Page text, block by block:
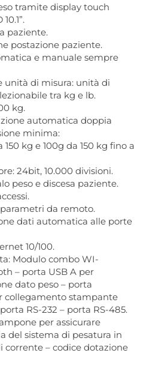
tramite display touch
paziente.
postazione paziente.
e manuale sempre
unità di misura: unità di
tra kg e lb.
kg.
automatica doppia
minima:
150 kg e 100g da 150 kg fino a
24bit, 10.000 divisioni.
peso e discesa paziente.
da remoto.
dati automatica alle porte
10/100.
Modulo combo WI-
– porta USB A per
dato peso – porta
collegamento stampante
RS-232 – porta RS-485.
per assicurare
del sistema di pesatura in
corrente – codice dotazione